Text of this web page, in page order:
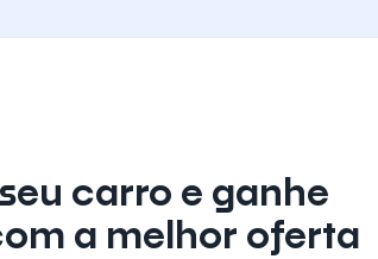
carro e ganhe
a melhor oferta